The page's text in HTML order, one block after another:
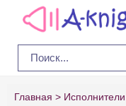
Главная Исполнители